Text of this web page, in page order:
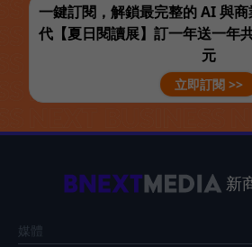
一鍵訂閱，解鎖最完整的 AI 與
代【夏日閱讀展】訂一年送一年
元
立即訂閱 >>
新
媒體